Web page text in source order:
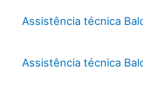
Assistência técnica
Assistência técnica